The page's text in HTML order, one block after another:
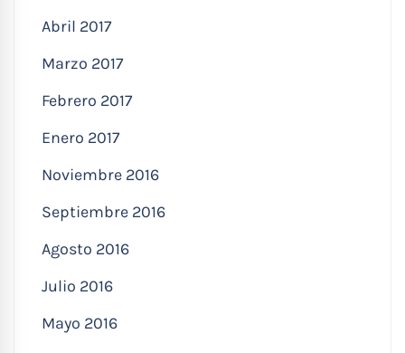
Abril 2017
Marzo 2017
Febrero 2017
Enero 2017
Noviembre 2016
Septiembre 2016
Agosto 2016
Julio 2016
Mayo 2016